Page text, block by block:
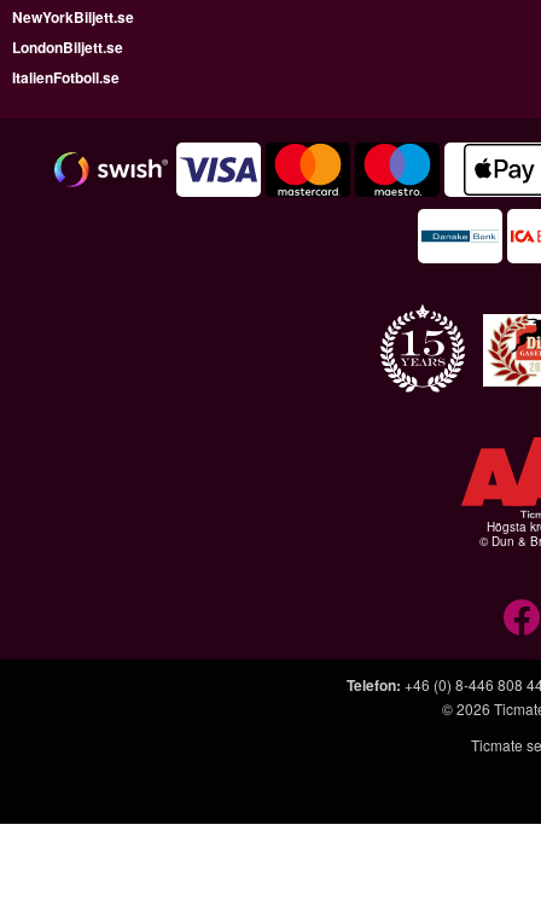
NewYorkBiljett.se
LondonBiljett.se
ItalienFotboll.se
Högsta
© Dun &
Telefon: +46 (0) 8-446 808
© 2026
Ticmate